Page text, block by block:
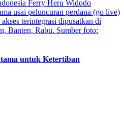
untuk Ketertiban